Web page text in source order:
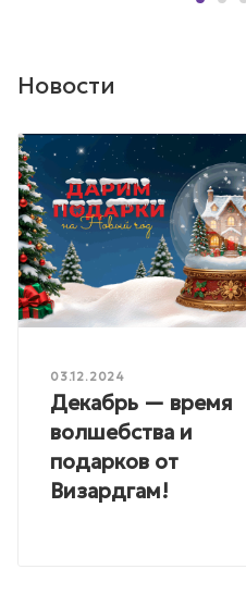
Новости
03.12.2024
Декабрь — время
волшебства и
подарков от
Визардгам!